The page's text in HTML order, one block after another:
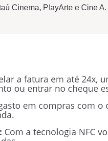
Cinema, PlayArte e Cine A.
a fatura em até 24x,
ou entrar no cheque
em compras com
Com a tecnologia NFC